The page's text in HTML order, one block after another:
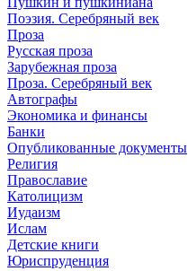
Поэзия. Серебряный век
Проза
Русская проза
Зарубежная проза
Проза. Серебряный век
Автографы
Экономика и финансы
Банки
Опубликованные документы
Религия
Православие
Католицизм
Иудаизм
Ислам
Детские книги
Юриспруденция